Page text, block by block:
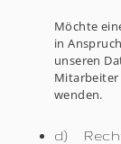
Möchte
in
unseren
Mitarbeiter
wenden.
d)